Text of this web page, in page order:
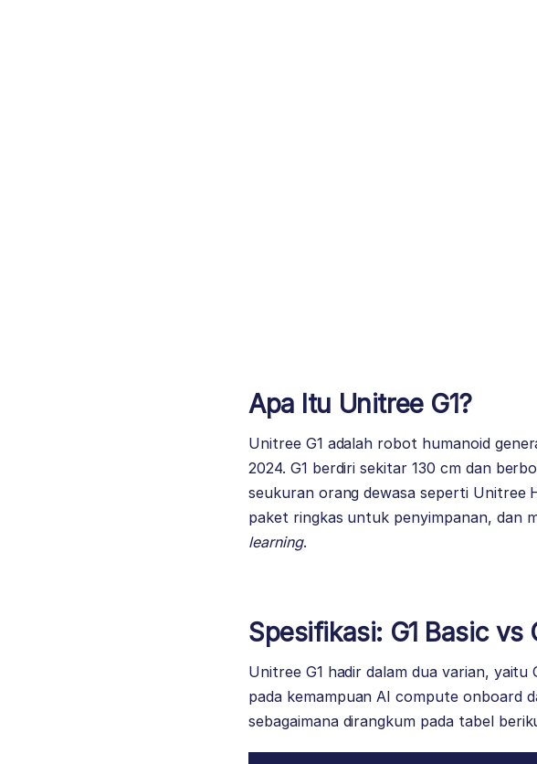
Apa Itu Unitree G1?
UnitreeG1 adalah robot humanoid
2024. G1 berdiri sekitar 130 cm dan
seukuran orang dewasa seperti Unitree
paket ringkas untuk penyimpanan, dan
learning.
Spesifikasi: G1 Basic vs
Unitree G1 hadir dalam dua varian, yaitu
pada kemampuan AI compute onboard
sebagaimana dirangkum pada tabel